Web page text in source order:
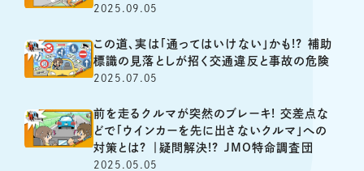
2025.09.05
この道、実は「通ってはいけない」かも!? 補助
標識の見落としが招く交通違反と事故の危険
2025.07.05
前を走るクルマが突然のブレーキ! 交差点な
どで「ウインカーを先に出さないクルマ」への
対策とは? ｜疑問解決!? JMO特命調査団
2025.05.05